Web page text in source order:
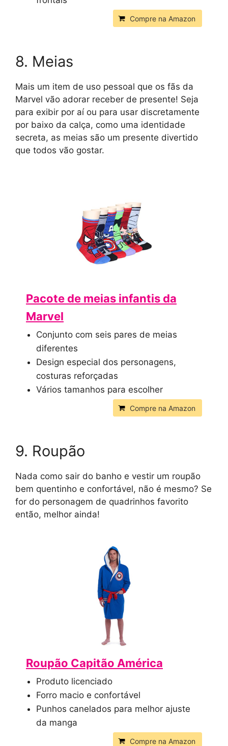
Compre na Amazon
8. Meias
Mais um item de uso pessoal que os fãs da
Marvel vão adorar receber de presente! Seja
para exibir por aí ou para usar discretamente
por baixo da calça, como uma identidade
secreta, as meias são um presente divertido
que todos vão gostar.
Pacote de meias infantis da
Marvel
Conjunto com seis pares de meias
diferentes
Design especial dos personagens,
costuras reforçadas
Vários tamanhos para escolher
Compre na Amazon
9. Roupão
Nada como sair do banho e vestir um roupão
bem quentinho e confortável, não é mesmo? Se
for do personagem de quadrinhos favorito
então, melhor ainda!
Roupão Capitão América
Produto licenciado
Forro macio e confortável
Punhos canelados para melhor ajuste
da manga
Compre na Amazon